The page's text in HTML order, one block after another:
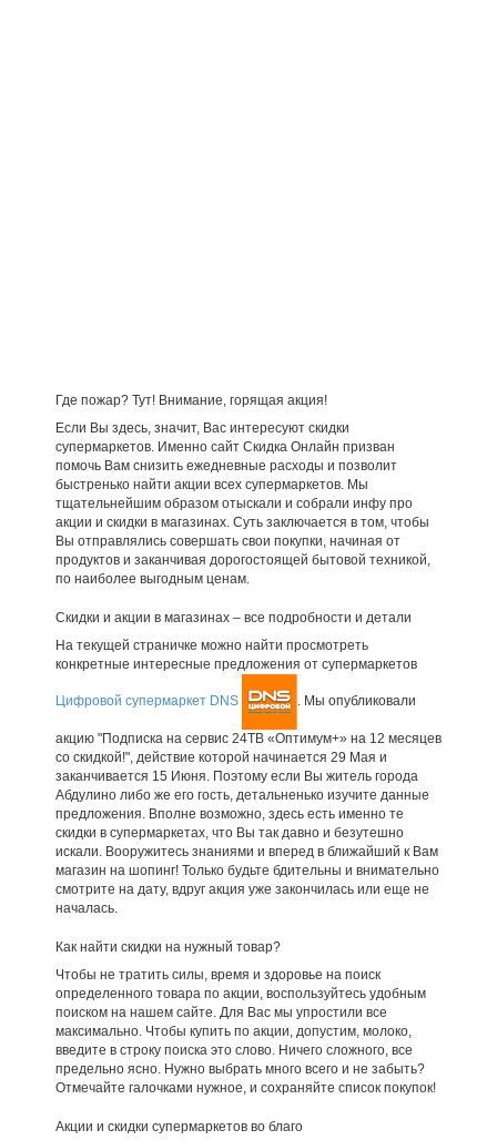
Где пожар? Тут! Внимание, горящая акция!
Если Вы здесь, значит, Вас интересуют скидки
супермаркетов. Именно сайт Скидка Онлайн призван
помочь Вам снизить ежедневные расходы и позволит
быстренько найти акции всех супермаркетов. Мы
тщательнейшим образом отыскали и собрали инфу про
акции и скидки в магазинах. Суть заключается в том, чтобы
Вы отправлялись совершать свои покупки, начиная от
продуктов и заканчивая дорогостоящей бытовой техникой,
по наиболее выгодным ценам.
Скидки и акции в магазинах – все подробности и детали
На текущей страничке можно найти просмотреть
конкретные интересные предложения от супермаркетов
Цифровой супермаркет DNS . Мы опубликовали
акцию "Подписка на сервис 24ТВ «Оптимум+» на 12 месяцев
со скидкой!", действие которой начинается 29 Мая и
заканчивается 15 Июня. Поэтому если Вы житель города
Абдулино либо же его гость, детальненько изучите данные
предложения. Вполне возможно, здесь есть именно те
скидки в супермаркетах, что Вы так давно и безутешно
искали. Вооружитесь знаниями и вперед в ближайший к Вам
магазин на шопинг! Только будьте бдительны и внимательно
смотрите на дату, вдруг акция уже закончилась или еще не
началась.
Как найти скидки на нужный товар?
Чтобы не тратить силы, время и здоровье на поиск
определенного товара по акции, воспользуйтесь удобным
поиском на нашем сайте. Для Вас мы упростили все
максимально. Чтобы купить по акции, допустим, молоко,
введите в строку поиска это слово. Ничего сложного, все
предельно ясно. Нужно выбрать много всего и не забыть?
Отмечайте галочками нужное, и сохраняйте список покупок!
Акции и скидки супермаркетов во благо